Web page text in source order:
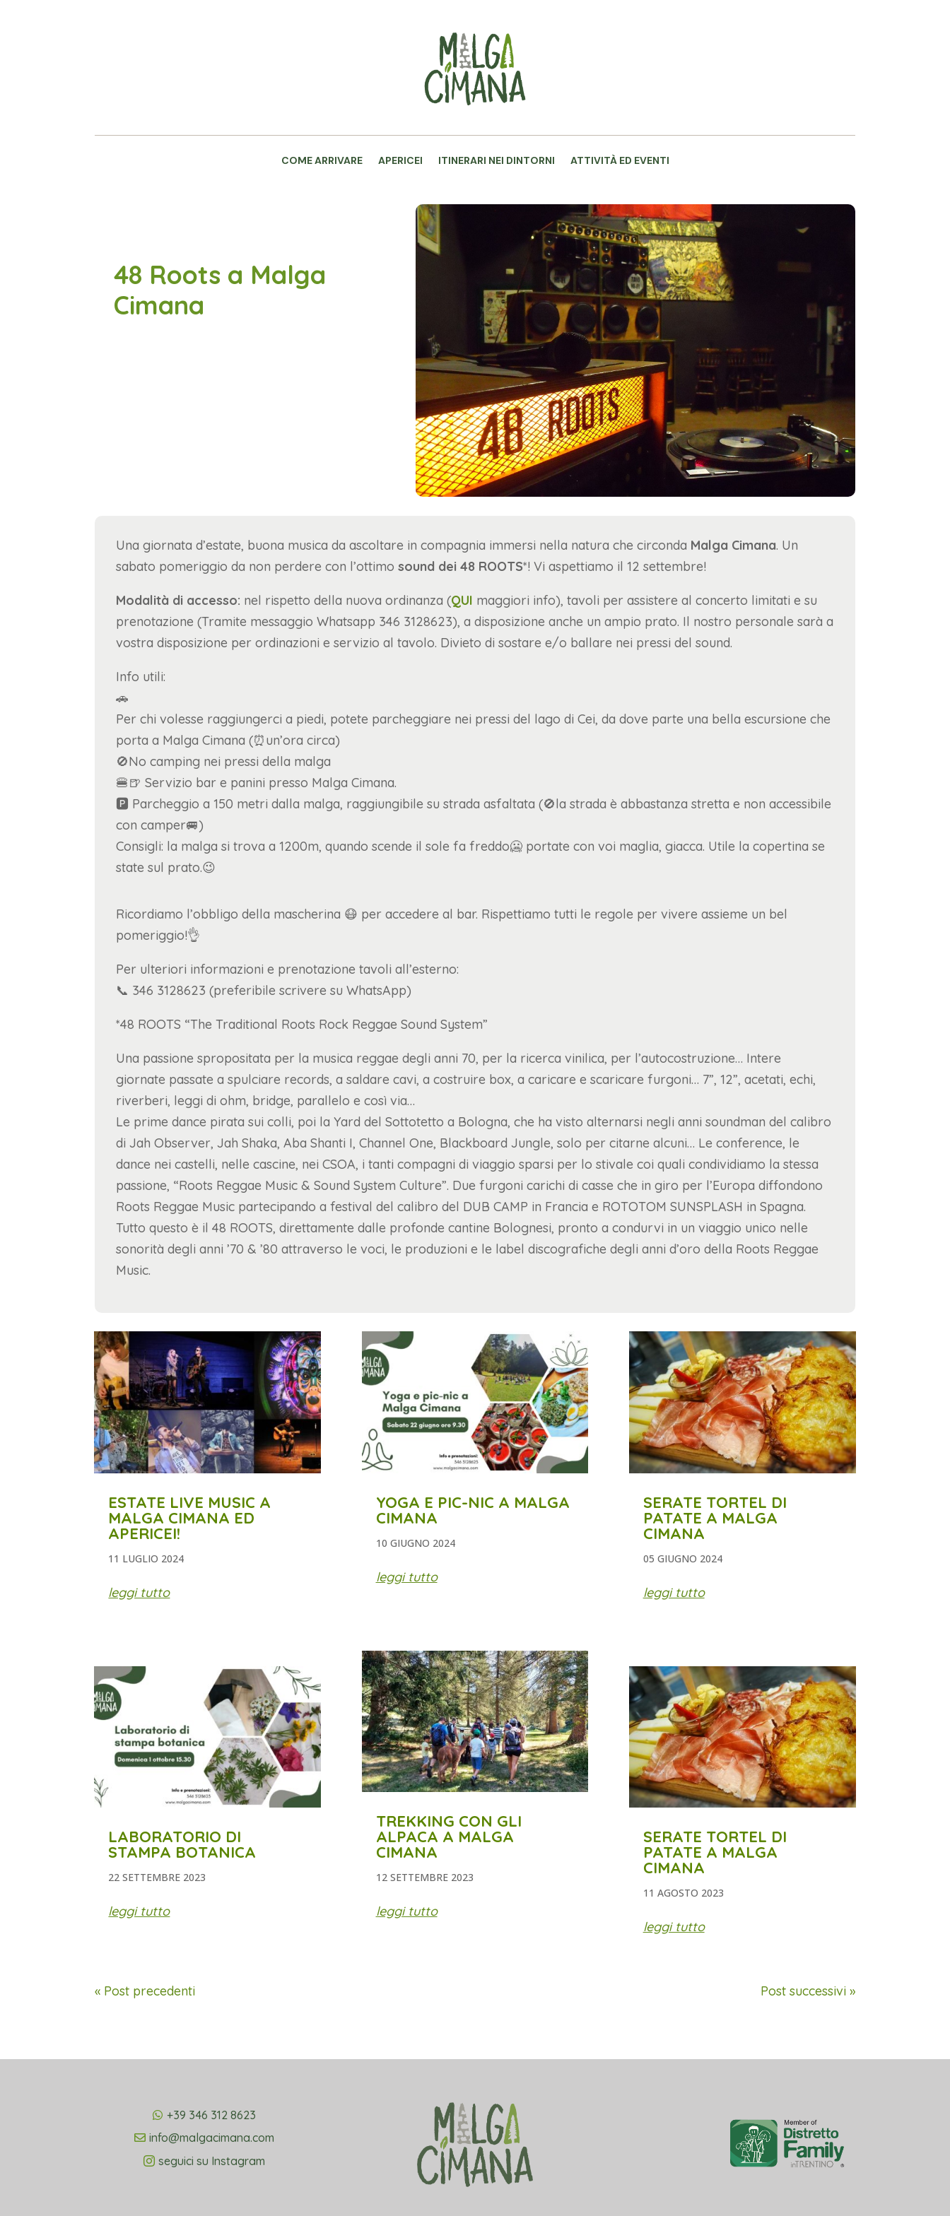
COME ARRIVARE APERICEI ITINERARI NEI DINTORNI ATTIVITÀ ED EVENTI
48 Roots a Malga
Cimana
Una giornata d’estate, buona musica da ascoltare in compagnia immersi nella natura che circonda Malga Cimana. Un
sabato pomeriggio da non perdere con l’ottimo sound dei 48 ROOTS*! Vi aspettiamo il 12 settembre!
Modalità di accesso: nel rispetto della nuova ordinanza (QUI maggiori info), tavoli per assistere al concerto limitati e su
prenotazione (Tramite messaggio Whatsapp 346 3128623), a disposizione anche un ampio prato. Il nostro personale sarà a
vostra disposizione per ordinazioni e servizio al tavolo. Divieto di sostare e/o ballare nei pressi del sound.
Info utili:
🚗
Per chi volesse raggiungerci a piedi, potete parcheggiare nei pressi del lago di Cei, da dove parte una bella escursione che
porta a Malga Cimana (⏰un’ora circa)
🚫No camping nei pressi della malga
🍔🍺 Servizio bar e panini presso Malga Cimana.
🅿️ Parcheggio a 150 metri dalla malga, raggiungibile su strada asfaltata (🚫la strada è abbastanza stretta e non accessibile
con camper🚐)
Consigli: la malga si trova a 1200m, quando scende il sole fa freddo🥶 portate con voi maglia, giacca. Utile la copertina se
state sul prato.😉
Ricordiamo l’obbligo della mascherina 😷 per accedere al bar. Rispettiamo tutti le regole per vivere assieme un bel
pomeriggio!👌
Per ulteriori informazioni e prenotazione tavoli all’esterno:
📞 346 3128623 (preferibile scrivere su WhatsApp)
*48 ROOTS “The Traditional Roots Rock Reggae Sound System”
Una passione spropositata per la musica reggae degli anni 70, per la ricerca vinilica, per l’autocostruzione… Intere
giornate passate a spulciare records, a saldare cavi, a costruire box, a caricare e scaricare furgoni… 7”, 12”, acetati, echi,
riverberi, leggi di ohm, bridge, parallelo e così via…
Le prime dance pirata sui colli, poi la Yard del Sottotetto a Bologna, che ha visto alternarsi negli anni soundman del calibro
di Jah Observer, Jah Shaka, Aba Shanti I, Channel One, Blackboard Jungle, solo per citarne alcuni… Le conference, le
dance nei castelli, nelle cascine, nei CSOA, i tanti compagni di viaggio sparsi per lo stivale coi quali condividiamo la stessa
passione, “Roots Reggae Music & Sound System Culture”. Due furgoni carichi di casse che in giro per l’Europa diffondono
Roots Reggae Music partecipando a festival del calibro del DUB CAMP in Francia e ROTOTOM SUNSPLASH in Spagna.
Tutto questo è il 48 ROOTS, direttamente dalle profonde cantine Bolognesi, pronto a condurvi in un viaggio unico nelle
sonorità degli anni ’70 & ’80 attraverso le voci, le produzioni e le label discografiche degli anni d’oro della Roots Reggae
Music.
ESTATE LIVE MUSIC A
MALGA CIMANA ED
APERICEI!
11 LUGLIO 2024
leggi tutto
LABORATORIO DI
STAMPA BOTANICA
22 SETTEMBRE 2023
leggi tutto
YOGA E PIC-NIC A MALGA
CIMANA
10 GIUGNO 2024
leggi tutto
TREKKING CON GLI
ALPACA A MALGA
CIMANA
12 SETTEMBRE 2023
leggi tutto
SERATE TORTEL DI
PATATE A MALGA
CIMANA
05 GIUGNO 2024
leggi tutto
SERATE TORTEL DI
PATATE A MALGA
CIMANA
11 AGOSTO 2023
leggi tutto
« Post precedenti Post successivi »
+39 346 312 8623
info@malgacimana.com
seguici su Instagram